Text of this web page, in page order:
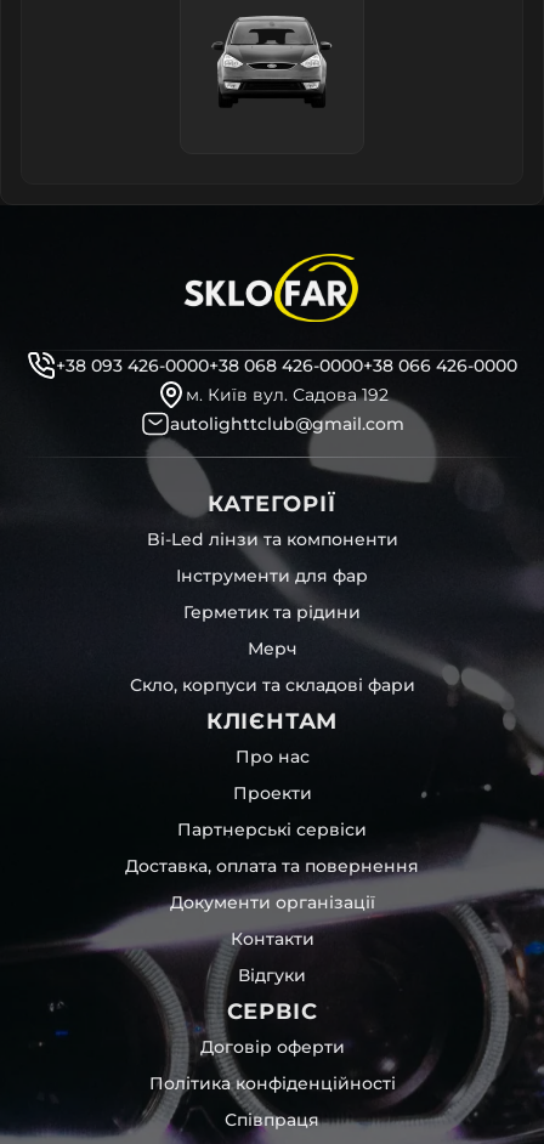
+38 093 426-0000+38 068 426-0000+38 066 426-0000
м. Київ вул. Садова 192
autolighttclub@gmail.com
КАТЕГОРІЇ
Bi-Led лінзи та компоненти
Інструменти для фар
Герметик та рідини
Мерч
Скло, корпуси та складові фари
КЛІЄНТАМ
Про нас
Проекти
Партнерські сервіси
Доставка, оплата та повернення
Документи організації
Контакти
Відгуки
СЕРВІС
Договір оферти
Політика конфіденційності
Співпраця